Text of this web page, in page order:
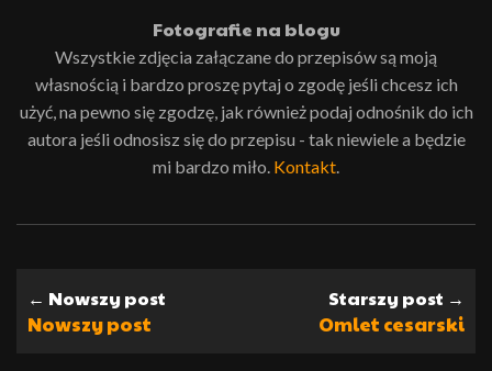
Fotografie na blogu
Wszystkie zdjęcia załączane do przepisów są moją
własnością i bardzo proszę pytaj o zgodę jeśli chcesz ich
użyć, na pewno się zgodzę, jak również podaj odnośnik do ich
autora jeśli odnosisz się do przepisu - tak niewiele a będzie
mi bardzo miło. Kontakt
← Nowszy post
Nowszy post
Starszy post →
Omlet cesarski